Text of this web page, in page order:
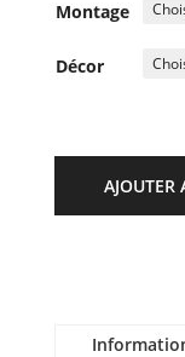
Montage
Décor
AJOUTER